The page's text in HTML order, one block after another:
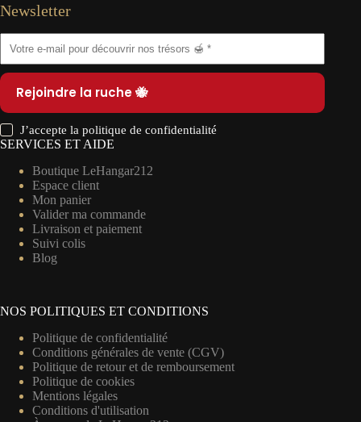
Newsletter
Rejoindre la ruche 🐝
J’accepte lapolitique de confidentialité
SERVICES ET AIDE
Boutique LeHangar212
Espace client
Mon panier
Valider ma commande
Livraison et paiement
Suivi colis
Blog
NOS POLITIQUES ET CONDITIONS
Politique de confidentialité
Conditions générales de vente (CGV)
Politique de retour et de remboursement
Politique de cookies
Mentions légales
Conditions d'utilisation